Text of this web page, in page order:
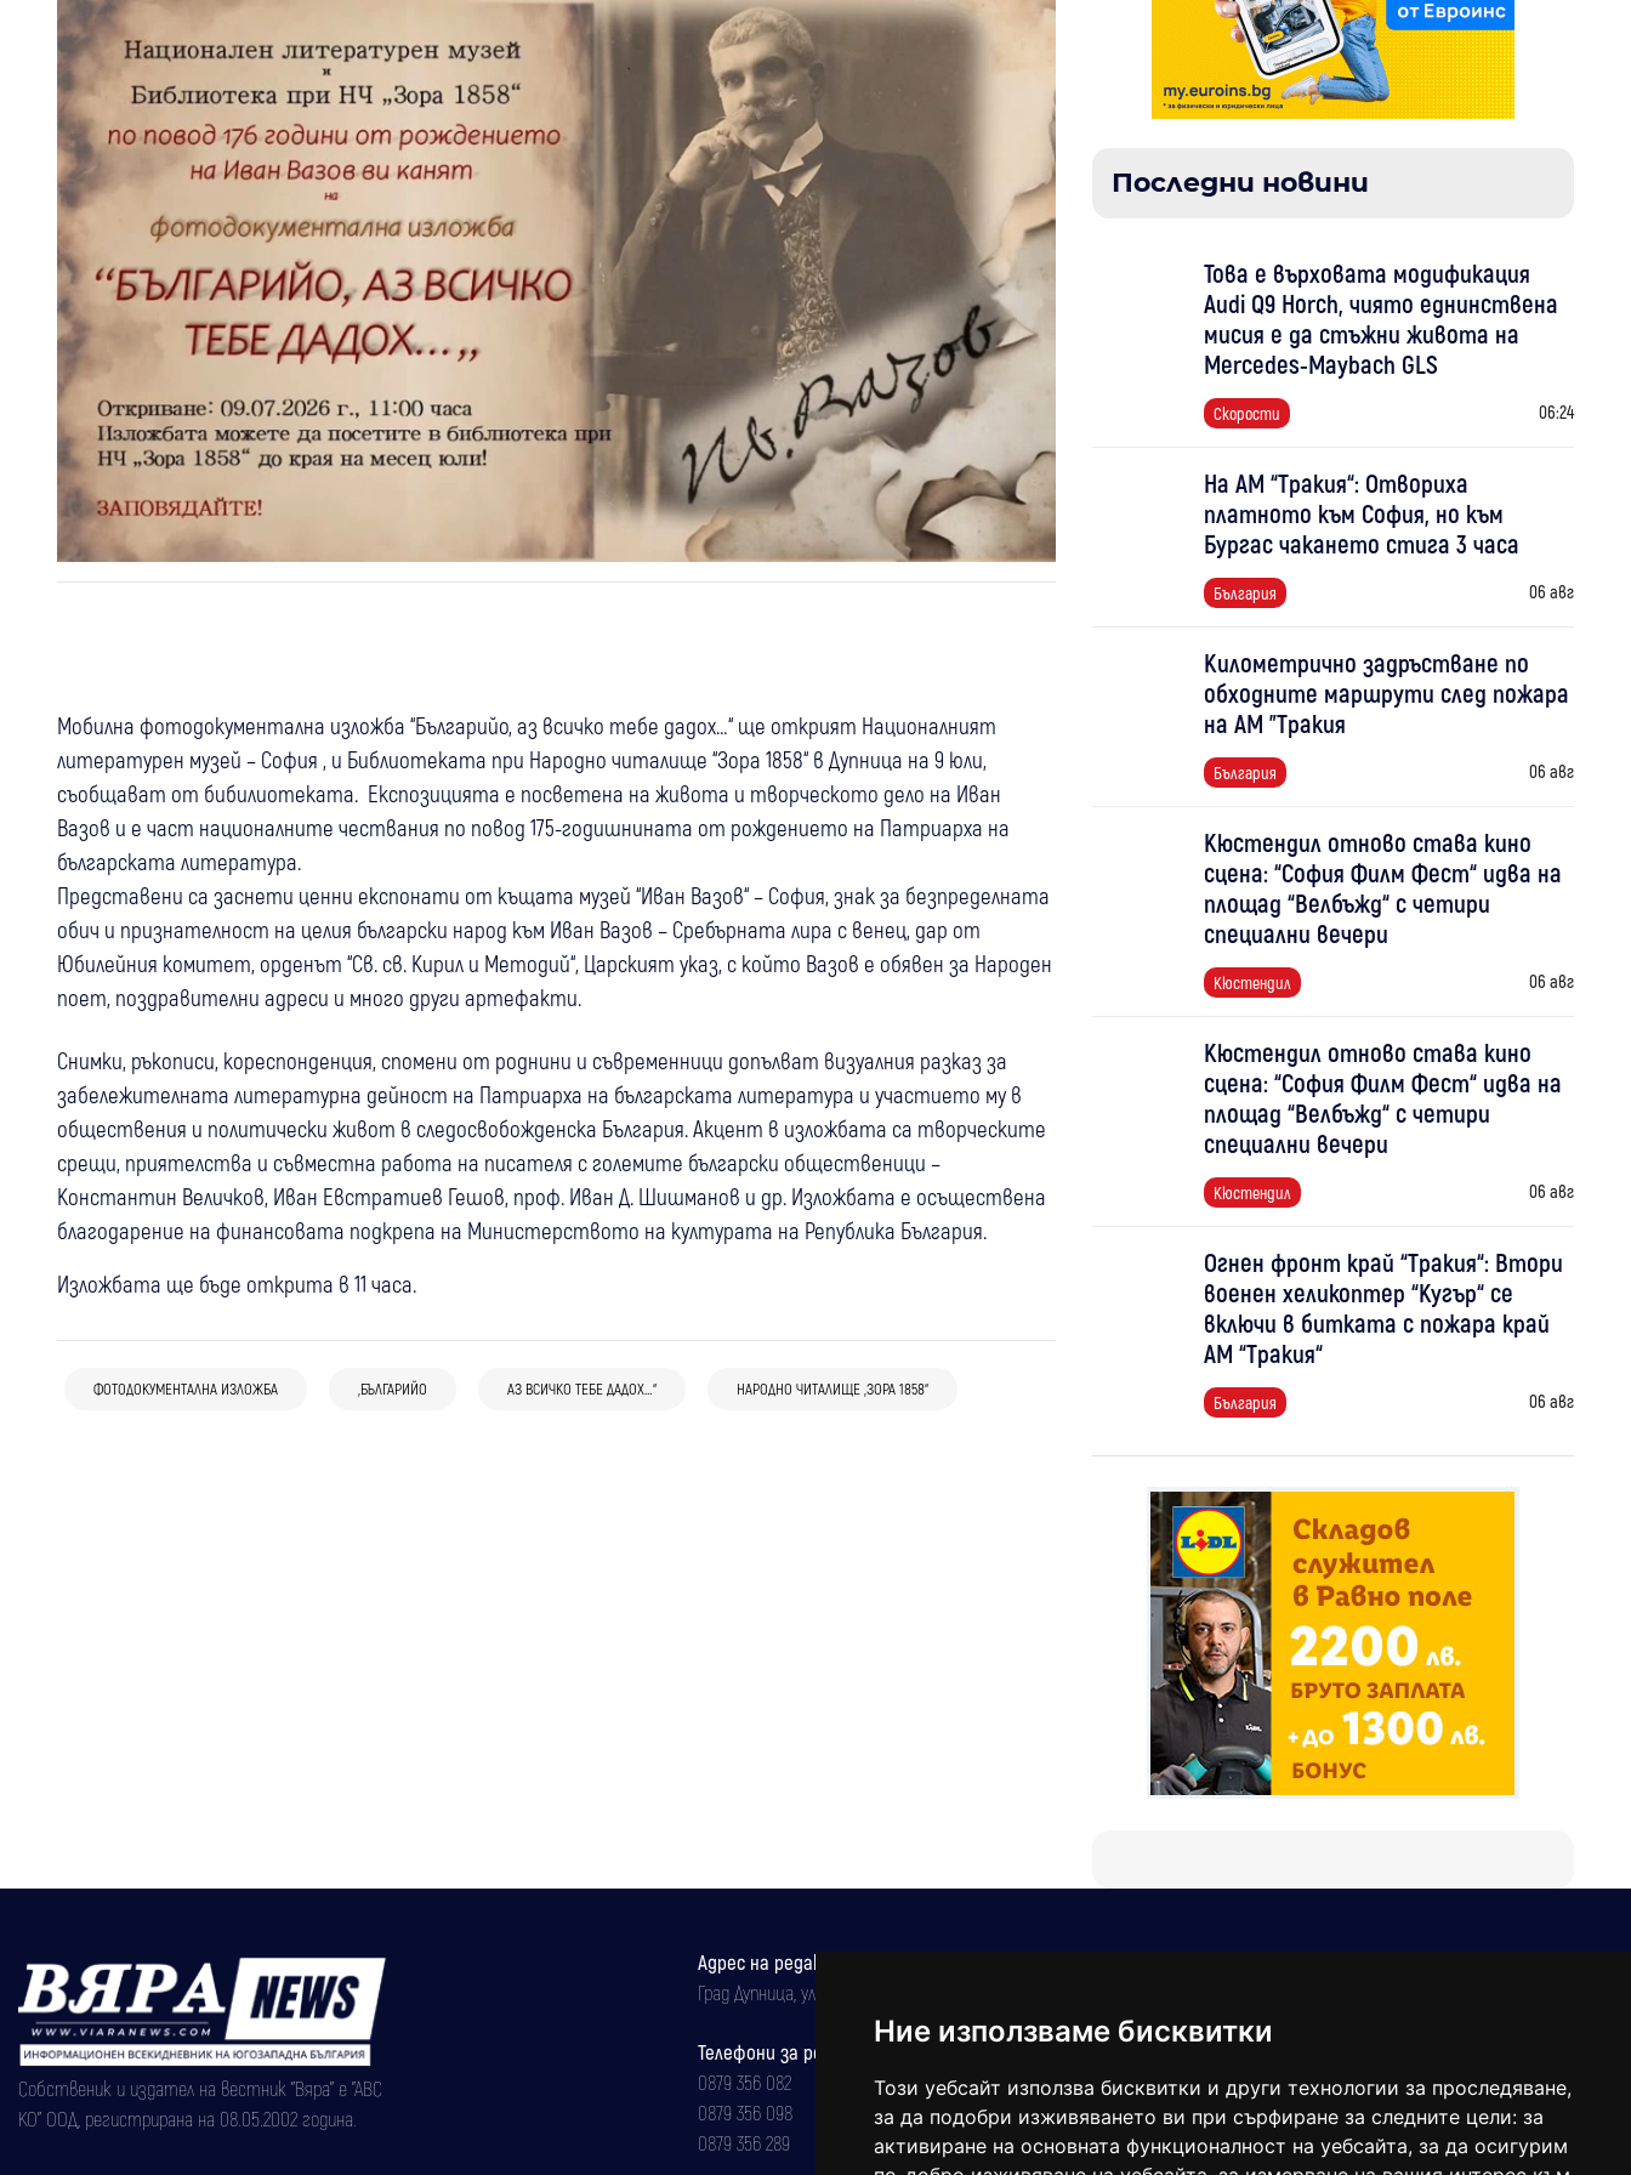
Ние използваме бисквитки
Този уебсайт използва бисквитки и други технологии за проследяване,
за да подобри изживяването ви при сърфиране за следните цели: за
активиране на основната функционалност на уебсайта, за да осигурим
Мобилна фотодокументална изложба “Българийо, аз всичко тебе дадох…“ ще открият Националният
литературен музей – София , и Библиотеката при Народно читалище “Зора 1858“ в Дупница на 9 юли,
съобщават от бибилиотеката. Експозицията е посветена на живота и творческото дело на Иван
Вазов и е част националните чествания по повод 175-годишнината от рождението на Патриарха на
българската литература.
Представени са заснети ценни експонати от къщата музей “Иван Вазов“ – София, знак за безпределната
обич и признателност на целия български народ към Иван Вазов – Сребърната лира с венец, дар от
Юбилейния комитет, орденът “Св. св. Кирил и Методий“, Царският указ, с който Вазов е обявен за Народен
поет, поздравителни адреси и много други артефакти.
Снимки, ръкописи, кореспонденция, спомени от роднини и съвременници допълват визуалния разказ за
забележителната литературна дейност на Патриарха на българската литература и участието му в
обществения и политически живот в следосвобожденска България. Акцент в изложбата са творческите
срещи, приятелства и съвместна работа на писателя с големите български общественици –
Константин Величков, Иван Евстратиев Гешов, проф. Иван Д. Шишманов и др. Изложбата е осъществена
благодарение на финансовата подкрепа на Министерството на културата на Република България.
Изложбата ще бъде открита в 11 часа.
ФОТОДОКУМЕНТАЛНА ИЗЛОЖБА „БЪЛГАРИЙО АЗ ВСИЧКО ТЕБЕ ДАДОХ…“ НАРОДНО ЧИТАЛИЩЕ „ЗОРА 1858“
Дупница Любопитно
“София Илиева“ донесе в Дупница злато
от фестивала “Модерни звуци от
миналото“
Кюстендил отбеляза с изложба 160
Йордан Митрев
трагичните дати в историята на
Последни новини
Това е върховата модификация
Audi Q9 Horch, чиято еднинствена
мисия е да стъжни живота на
Mercedes-Maybach GLS
Скорости 06:24
На АМ “Тракия“: Отвориха
платното към София, но към
Бургас чакането стига 3 часа
България 06 авг
Километрично задръстване по
обходните маршрути след пожара
на АМ "Тракия
България 06 авг
Кюстендил отново става кино
сцена: “София Филм Фест“ идва на
площад “Велбъжд“ с четири
специални вечери
Кюстендил 06 авг
Кюстендил отново става кино
сцена: “София Филм Фест“ идва на
площад “Велбъжд“ с четири
специални вечери
Кюстендил 06 авг
Огнен фронт край “Тракия“: Втори
военен хеликоптер “Кугър“ се
включи в битката с пожара край
АМ “Тракия“
България 06 авг
Собственик и издател на вестник "Вяра" е "АВС
КО" ООД, регистрирана на 08.05.2002 година.
Адрес на редакцията
Град Дупница, ул.''Христо Ботев" 43
Телефони за реклама и абонаменти
0879 356 082
0879 356 098
0879 356 289
balgarkanews@gmail.com